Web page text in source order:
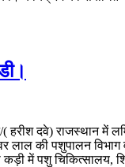
दवे) राजस्थान में
लाल की पशुपालन
में पशु चिकित्सालय,